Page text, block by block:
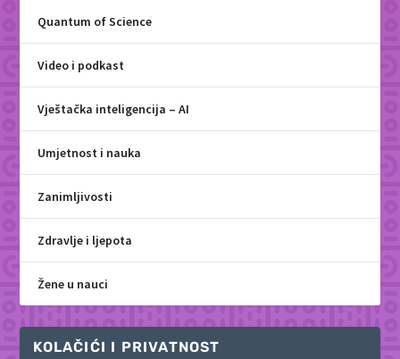
Quantum of Science
Video i podkast
Vještačka inteligencija – AI
Umjetnost i nauka
Zanimljivosti
Zdravlje i ljepota
Žene u nauci
KOLAČIĆI I PRIVATNOST